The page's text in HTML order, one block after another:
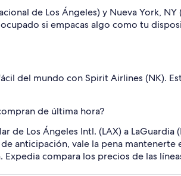
de Los Ángeles) y Nueva York,
si empacas algo como tu
del mundo con Spirit Airlines (NK).
de última hora?
Los Ángeles Intl. (LAX) a LaGuardia
anticipación, vale la pena
compara los precios de las